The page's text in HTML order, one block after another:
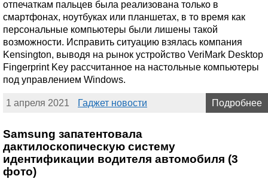
отпечаткам пальцев была реализована только в
смартфонах, ноутбуках или планшетах, в то время как
персональные компьютеры были лишены такой
возможности. Исправить ситуацию взялась компания
Kensington, выводя на рынок устройство VeriMark Desktop
Fingerprint Key рассчитанное на настольные компьютеры
под управлением Windows.
1 апреля 2021 Гаджет новости Подробнее
Samsung запатентовала
дактилоскопическую систему
идентификации водителя автомобиля (3
фото)